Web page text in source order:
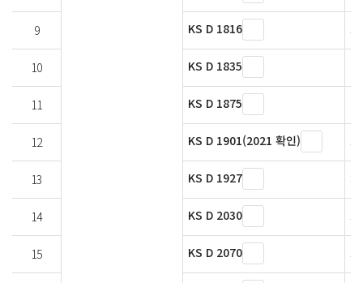
9 KS D 1816
10 KS D 1835
11 KS D 1875
12 KS D 1901(2021 확인)
13 KS D 1927
14 KS D 2030
15 KS D 2070